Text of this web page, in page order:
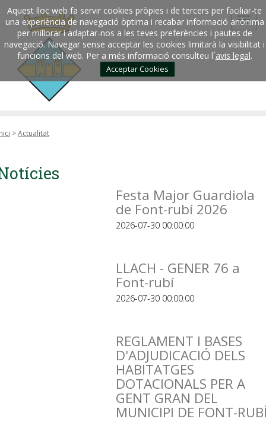
Aquest lloc web fa servir cookies pròpies i de tercers per faciliar-te
una experiència de navegació òptima i recabar informació anònima
per millorar i adaptar-nos a les teves preferències i pautes de
navegació. Navegar sense acceptar les cookies limitarà la visibilitat i
funcions del web. Per a més informació consulteu l´avis legal.
Acceptar Cookies
>Actualitat
Festa Major Guardiola
de Font-rubí 2026
2026-07-30 00:00:00
LLACH - GENER 76 a
Font-rubí
2026-07-30 00:00:00
REGLAMENT I BASES
D'ADJUDICACIÓ DELS
HABITATGES
DOTACIONALS PER A
GENT GRAN DEL
MUNICIPI DE FONT-